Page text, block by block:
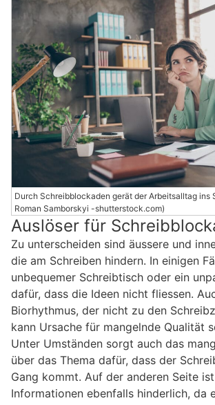
Durch Schreibblockaden gerät der Arbeitsalltag ins
Roman Samborskyi -shutterstock.com)
Auslöser für
Zu unterscheiden sind äussere und
die am Schreiben hindern. In einigen
unbequemer Schreibtisch oder ein
dafür, dass die Ideen nicht fliessen.
Biorhythmus, der nicht zu den
kann Ursache für mangelnde Qualität
Unter Umständen sorgt auch das
über das Thema dafür, dass der
Gang kommt. Auf der anderen Seite
Informationen ebenfalls hinderlich, da